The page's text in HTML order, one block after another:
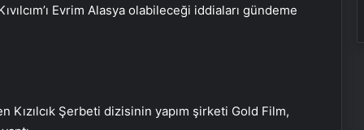
Evrim Alasya olabileceği iddiaları gündeme
Kızılcık Şerbeti dizisinin yapım şirketi Gold Film,